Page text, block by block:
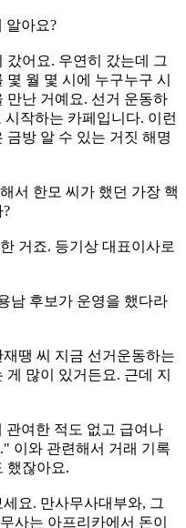
알아요?
어요. 우연히 갔는데 그
월 몇 시에 누구누구 시
만난 거예요. 선거 운동하
작하는 카페입니다. 이런
방 알 수 있는 거짓 해명
서 한모 씨가 했던 가장 핵
거죠. 등기상 대표이사로
남 후보가 운영을 했다라
땡 씨 지금 선거운동하는
많이 있거든요. 근데 지
여한 적도 없고 급여나
이와 관련해서 거래 기록
했잖아요.
요. 만사무사대부와, 그
사는 아프리카에서 돈이